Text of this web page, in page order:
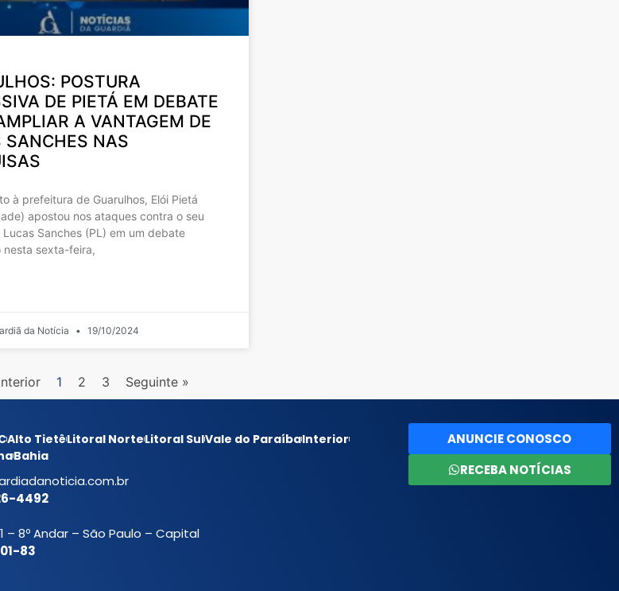
POSTURA
DE PIETÁ EM DEBATE
A VANTAGEM DE
SANCHES NAS
à prefeitura de Guarulhos, Elói Pietá
apostou nos ataques contra o seu
Sanches (PL) em um debate
nesta sexta-feira,
da Notícia 19/10/2024
1 2 3 Seguinte »
Alto TietêLitoral NorteLitoral SulVale do ParaíbaInterior
Bahia
4492
– 8º Andar – São Paulo – Capital
83
ANUNCIE CONOSCO
RECEBA NOTÍCIAS